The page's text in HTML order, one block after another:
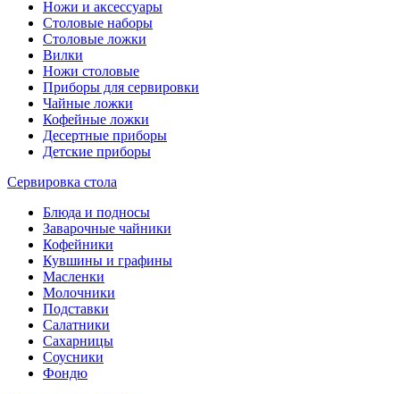
Ножи и аксессуары
Столовые наборы
Столовые ложки
Вилки
Ножи столовые
Приборы для сервировки
Чайные ложки
Кофейные ложки
Десертные приборы
Детские приборы
Сервировка стола
Блюда и подносы
Заварочные чайники
Кофейники
Кувшины и графины
Масленки
Молочники
Подставки
Салатники
Сахарницы
Соусники
Фондю